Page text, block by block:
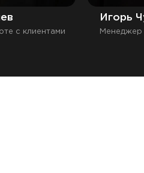
с клиентами
Игорь
Менеджер